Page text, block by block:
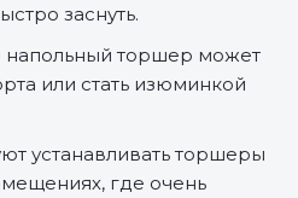
заснуть.
напольный торшер может
или стать изюминкой
устанавливать торшеры
где очень